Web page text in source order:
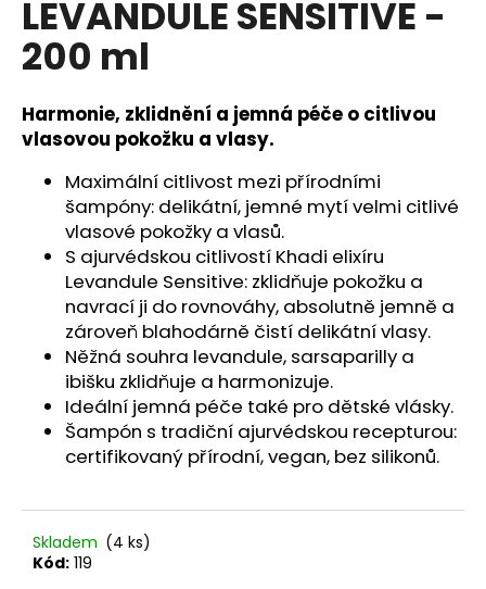
LEVANDULE SENSITIVE -
200 ml
Harmonie, zklidnění a jemná péče o citlivou
vlasovou pokožku a vlasy.
Maximální citlivost mezi přírodními
šampóny: delikátní, jemné mytí velmi citlivé
vlasové pokožky a vlasů.
S ajurvédskou citlivostí Khadi elixíru
Levandule Sensitive: zklidňuje pokožku a
navrací ji do rovnováhy, absolutně jemně a
zároveň blahodárně čistí delikátní vlasy.
Něžná souhra levandule, sarsaparilly a
ibišku zklidňuje a harmonizuje.
Ideální jemná péče také pro dětské vlásky.
Šampón s tradiční ajurvédskou recepturou:
certifikovaný přírodní, vegan, bez silikonů.
Skladem (4 ks)
Kód: 119
a
j
t
?
HLEDAT
u
e